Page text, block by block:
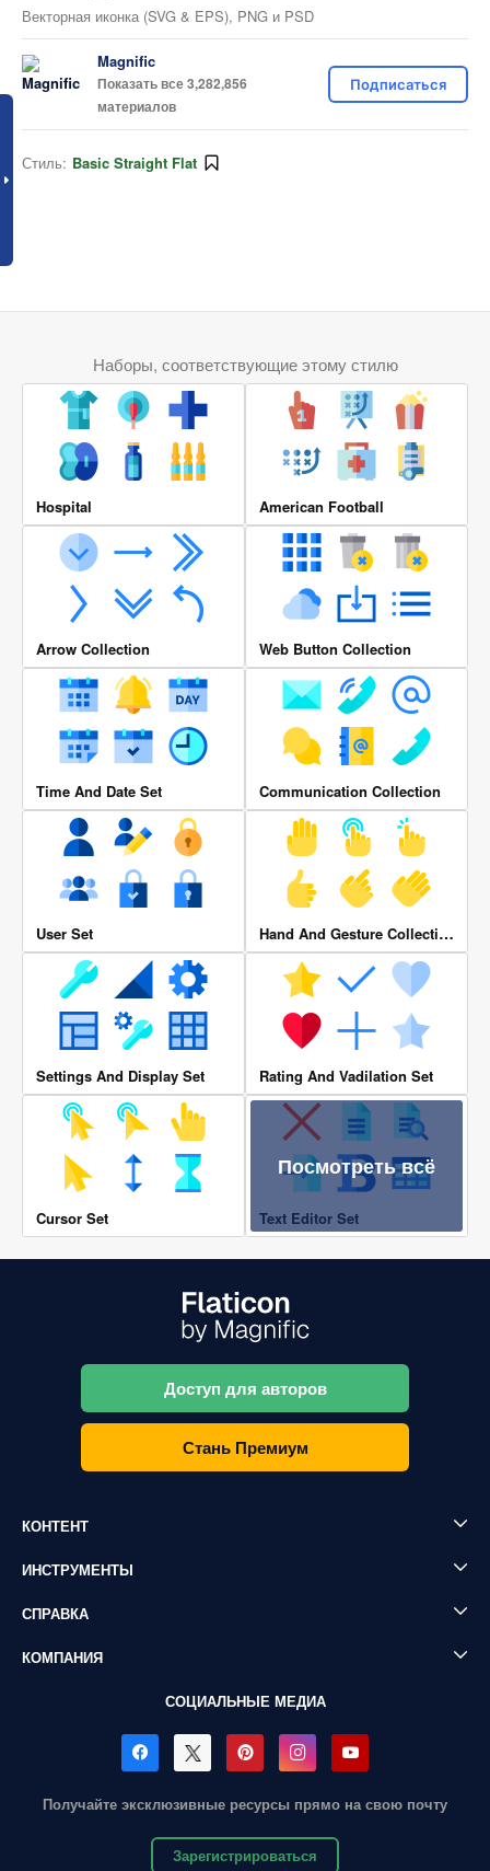
Векторная иконка (SVG & EPS), PNG и PSD
Magnific
Показать все 3,282,856
материалов
Подписаться
Стиль: Basic Straight Flat
Наборы, соответствующие этому стилю
Hospital American Football
Arrow Collection Web Button Collection
Time And Date Set Communication Collection
User Set Hand And Gesture Collection
Settings And Display Set Rating And Vadilation Set
Cursor Set
Посмотреть всё
Text Editor Set
Доступ для авторов
Стань Премиум
КОНТЕНТ
ИНСТРУМЕНТЫ
СПРАВКА
КОМПАНИЯ
СОЦИАЛЬНЫЕ МЕДИА
Получайте эксклюзивные ресурсы прямо на свою почту
Зарегистрироваться